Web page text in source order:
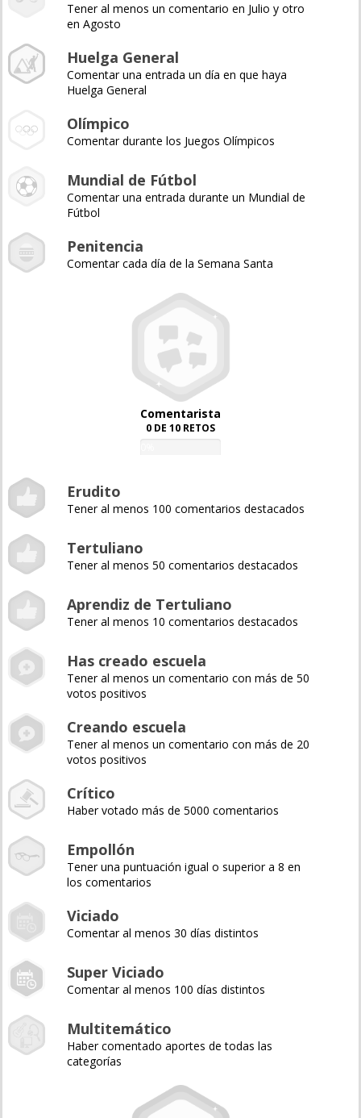
Tener al menos un comentario en Julio y otro
en Agosto
Huelga General
Comentar una entrada un día en que haya
Huelga General
Olímpico
Comentar durante los Juegos Olímpicos
Mundial de Fútbol
Comentar una entrada durante un Mundial de
Fútbol
Penitencia
Comentar cada día de la Semana Santa
Comentarista
0 DE 10 RETOS
Erudito
Tener al menos 100 comentarios destacados
Tertuliano
Tener al menos 50 comentarios destacados
Aprendiz de Tertuliano
Tener al menos 10 comentarios destacados
Has creado escuela
Tener al menos un comentario con más de 50
votos positivos
Creando escuela
Tener al menos un comentario con más de 20
votos positivos
Crítico
Haber votado más de 5000 comentarios
Empollón
Tener una puntuación igual o superior a 8 en
los comentarios
Viciado
Comentar al menos 30 días distintos
Super Viciado
Comentar al menos 100 días distintos
Multitemático
Haber comentado aportes de todas las
categorías